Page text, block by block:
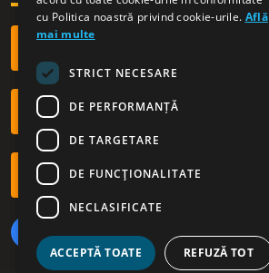
office@westrentacar.ro
Orar: L - D | 09.00 - 21.00
cu Politica noastră privind cookie-urile. Află
mai multe
STRICT NECESARE
DE PERFORMANȚĂ
DE TARGETARE
DE FUNCŢIONALITATE
NECLASIFICATE
ACCEPTĂ TOATE REFUZĂ TOT